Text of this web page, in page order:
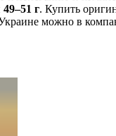
49–51 г. Купить
можно в